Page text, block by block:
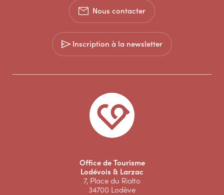
Nous contacter
Inscription à la newsletter
Office de Tourisme
Lodévois & Larzac
7, Place du Rialto
34700 Lodève